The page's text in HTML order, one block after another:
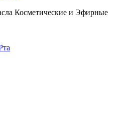
Косметические и Эфирные